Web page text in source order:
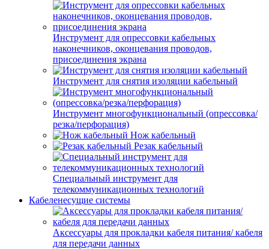
Инструмент для опрессовки кабельных
наконечников, оконцевания проводов,
присоединения экрана
Инструмент для снятия изоляции кабельный
Инструмент многофункциональный (опрессовка/
резка/перфорация)
Нож кабельный
Резак кабельный
Специальный инструмент для
телекоммуникационных технологий
Кабеленесущие системы
Аксессуары для прокладки кабеля питания/ кабеля
для передачи данных